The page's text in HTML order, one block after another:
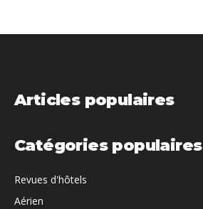
Articles populaires
Catégories populaires
Revues d'hôtels
Aérien